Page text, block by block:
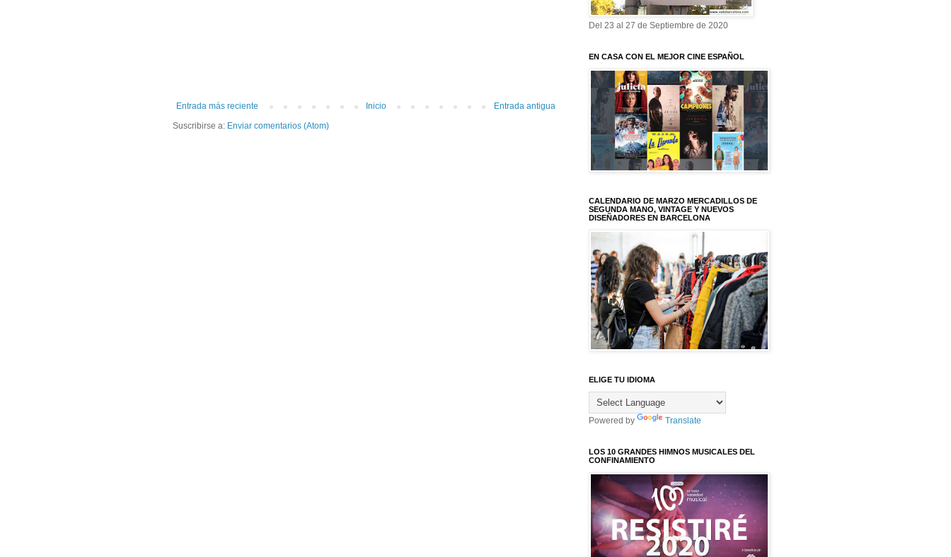
Entrada más reciente Entrada antigua
Inicio
Suscribirse a: Enviar comentarios (Atom)
Del 23 al 27 de Septiembre de 2020
EN CASA CON EL MEJOR CINE ESPAÑOL
CALENDARIO DE MARZO MERCADILLOS DE
SEGUNDA MANO, VINTAGE Y NUEVOS
DISEÑADORES EN BARCELONA
ELIGE TU IDIOMA
Powered by Translate
LOS 10 GRANDES HIMNOS MUSICALES DEL
CONFINAMIENTO